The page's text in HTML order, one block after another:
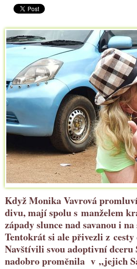
Když Monika Vavrová
divu, mají spolu s manželem
západy slunce nad savanou i
Tentokrát si ale přivezli z
Navštívili svou adoptivní
nadobro proměnila v „jejich